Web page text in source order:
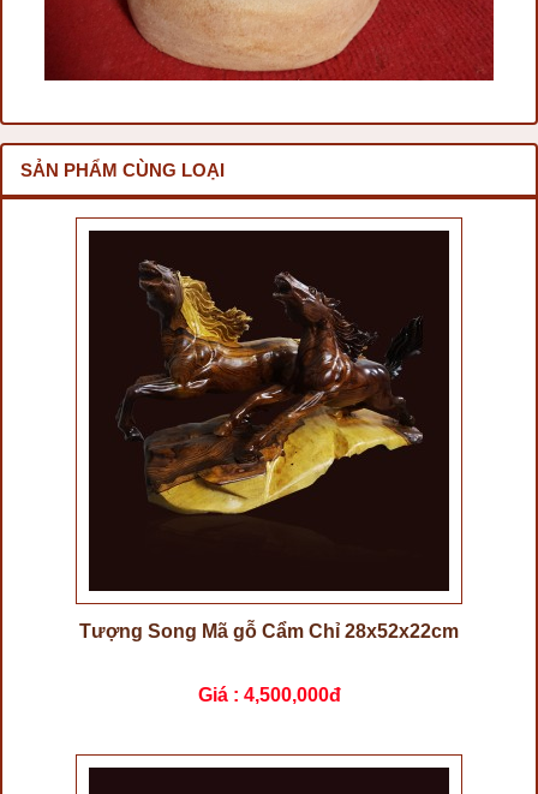
SẢN PHẨM CÙNG LOẠI
Tượng Song Mã gỗ Cẩm Chỉ 28x52x22cm
Giá : 4,500,000đ